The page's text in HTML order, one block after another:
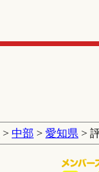
> 中部 > 愛知県 >